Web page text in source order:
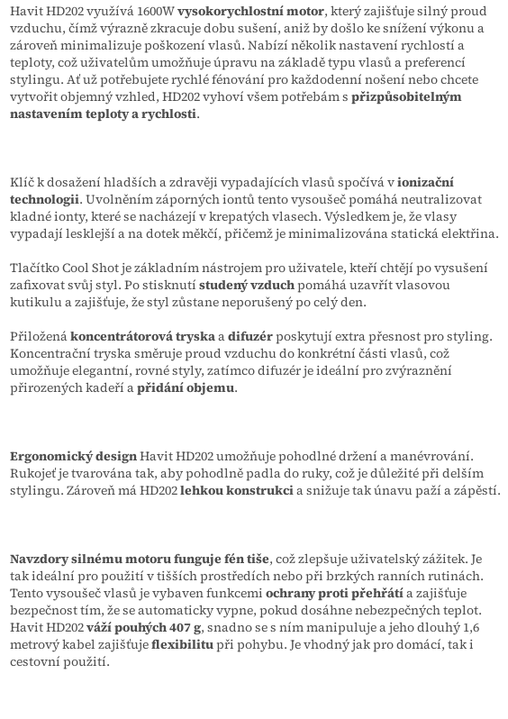
Havit HD202 využívá 1600Wvysokorychlostnímotor, který zajišťuje silný proud
vzduchu, čímž výrazně zkracuje dobu sušení, aniž by došlo ke snížení výkonu a
zároveň minimalizuje poškození vlasů. Nabízí několik nastavení rychlostí a
teploty, což uživatelům umožňuje úpravu na základě typu vlasů a preferencí
stylingu. Ať už potřebujete rychlé fénování pro každodenní nošení nebo chcete
vytvořit objemný vzhled, HD202 vyhoví všem potřebám s přizpůsobitelným
nastavením teploty a rychlosti.
Klíč k dosažení hladších a zdravěji vypadajících vlasů spočívá vionizační
technologii. Uvolněním záporných iontů tento vysoušeč pomáhá neutralizovat
kladné ionty, které se nacházejí v krepatých vlasech. Výsledkem je, že vlasy
vypadají lesklejší a na dotek měkčí, přičemž je minimalizována statická elektřina.
Tlačítko Cool Shot je základním nástrojem pro uživatele, kteří chtějí po vysušení
zafixovat svůj styl. Po stisknutí studený vzduchpomáhá uzavřít vlasovou
kutikulu a zajišťuje, že styl zůstane neporušený po celý den.
Přiloženákoncentrátorovátryskaadifuzérposkytují extra přesnost pro styling.
Koncentrační tryska směruje proud vzduchu do konkrétní části vlasů, což
umožňuje elegantní, rovné styly, zatímco difuzér je ideální pro zvýraznění
přirozených kadeří apřidání objemu.
Ergonomický designHavit HD202 umožňuje pohodlné držení a manévrování.
Rukojeť je tvarována tak, aby pohodlně padla do ruky, což je důležité při delším
stylingu. Zároveň má HD202lehkou konstrukcia snižuje tak únavu paží a zápěstí.
Navzdory silnému motoru funguje fén tiše, což zlepšuje uživatelský zážitek. Je
tak ideální pro použití v tišších prostředích nebo při brzkých ranních rutinách.
Tento vysoušeč vlasů je vybaven funkcemi ochrany proti přehřátía zajišťuje
bezpečnost tím, že se automaticky vypne, pokud dosáhne nebezpečných teplot.
Havit HD202váží pouhých 407 g, snadno se s ním manipuluje a jeho dlouhý 1,6
metrový kabel zajišťujeflexibilitupři pohybu. Je vhodný jak pro domácí, tak i
cestovní použití.